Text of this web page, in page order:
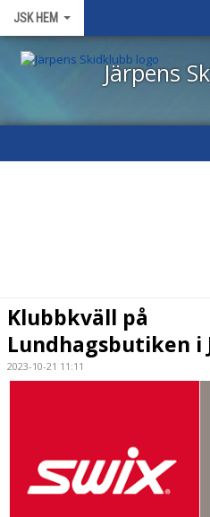
JSK HEM
Järpens
TÄVLINGSKALENDER
Klubbkväll på
Lundhagsbutiken i
2023-10-21 11:11